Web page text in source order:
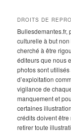
DROITS DE
Bullesdemantes.fr,
culturelle à but non
cherché à être
éditeurs que nous
photos sont
d’exploitation
vigilance de
manquement et
certaines
crédits doivent
retirer toute